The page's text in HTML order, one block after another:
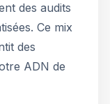
des audits
Ce mix
des
ADN de